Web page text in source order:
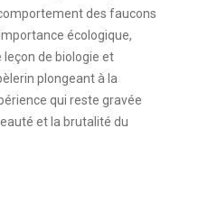
des faucons
écologique,
de biologie et
plongeant à la
qui reste gravée
et la brutalité du